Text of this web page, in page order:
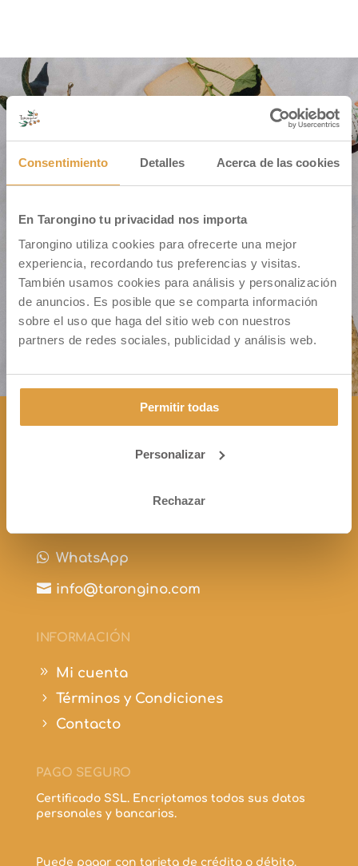
Consentimiento Detalles Acerca de las cookies
En Tarongino tu privacidad nos importa
Tarongino utiliza cookies para ofrecerte una mejor
experiencia, recordando tus preferencias y visitas.
También usamos cookies para análisis y personalización
de anuncios. Es posible que se comparta información
sobre el uso que haga del sitio web con nuestros
partners de redes sociales, publicidad y análisis web.
Permitir todas
Personalizar
Rechazar
Cm. Montiver S/N – Pol. 31 Parc. 335
46500 Sagunto (VALENCIA)
CONTÁCTANOS
+34 963 172 344
 WhatsApp
 info@tarongino.com
INFORMACIÓN
9 Mi cuenta
5 Términos y Condiciones
5 Contacto
PAGO SEGURO
Certificado SSL. Encriptamos todos sus datos
personales y bancarios.
Puede pagar con tarjeta de crédito o débito.